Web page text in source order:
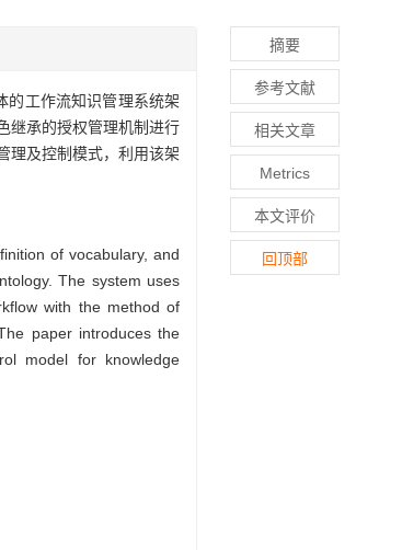
的工作流知识管理系统架
继承的授权管理机制进行
理及控制模式，利用该架
of vocabulary, and
The system uses
with the method of
paper introduces the
model for knowledge
摘要
参考文献
相关文章
Metrics
本文评价
回顶部